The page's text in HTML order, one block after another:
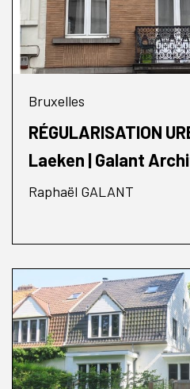
Bruxelles
RÉGULARISATION
Laeken | Galant
Raphaël GALANT